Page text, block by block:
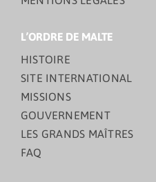
L’ORDRE DE MALTE
HISTOIRE
SITE INTERNATIONAL
MISSIONS
GOUVERNEMENT
LES GRANDS MAÎTRES
FAQ